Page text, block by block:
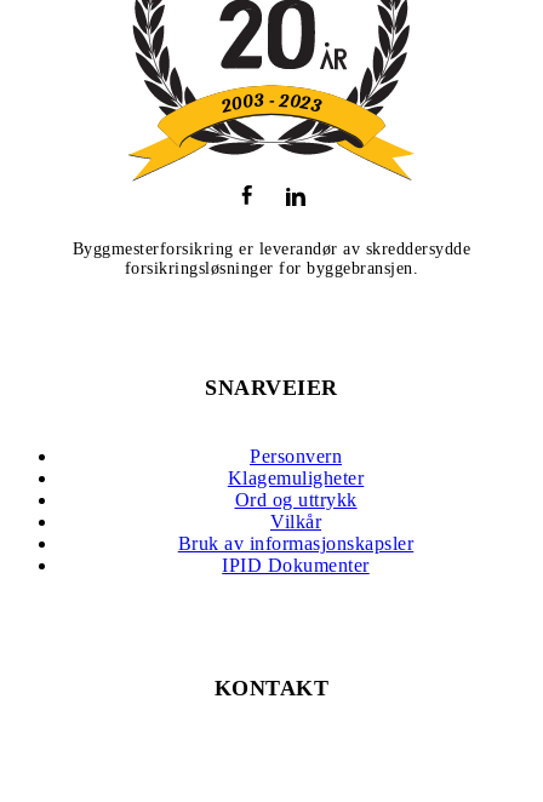
Byggmesterforsikring er leverandør av skreddersydde
forsikringsløsninger for byggebransjen.
SNARVEIER
Personvern
Klagemuligheter
Ord og uttrykk
Vilkår
Bruk av informasjonskapsler
IPID Dokumenter
KONTAKT